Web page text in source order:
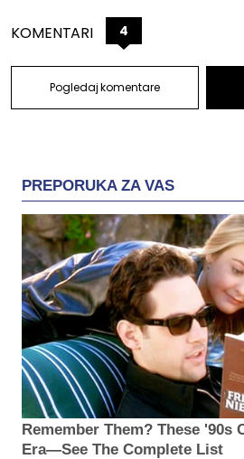
KOMENTARI 4
Pogledaj komentare
PREPORUKA ZA VAS
Remember Them? These '90s
Era—See The Complete List